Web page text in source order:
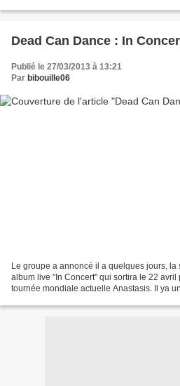
Dead Can Dance : In
Publié le 27/03/2013 à 13:21
Par bibouille06
Le groupe a annoncé il a quelques jours,
album live "In Concert" qui sortira le 22
tournée mondiale actuelle Anastasis. Il ya